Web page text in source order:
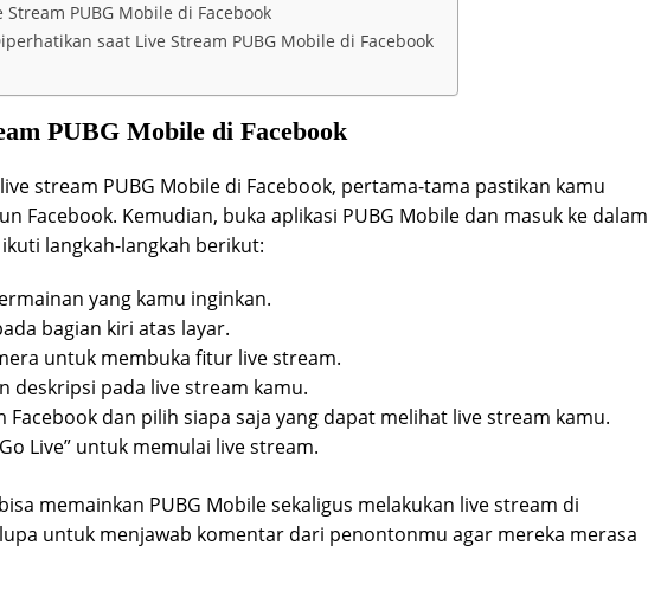
PUBG Mobile di Facebook
saat Live Stream PUBG Mobile di Facebook
PUBG Mobile di Facebook
stream PUBG Mobile di Facebook, pertama-tama pastikan kamu
Facebook. Kemudian, buka aplikasi PUBG Mobile dan masuk ke dalam
langkah-langkah berikut:
yang kamu inginkan.
bagian kiri atas layar.
untuk membuka fitur live stream.
deskripsi pada live stream kamu.
Facebook dan pilih siapa saja yang dapat melihat live stream kamu.
Live” untuk memulai live stream.
memainkan PUBG Mobile sekaligus melakukan live stream di
lupa untuk menjawab komentar dari penontonmu agar mereka merasa